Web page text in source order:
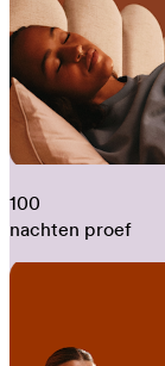
100
nachten proef